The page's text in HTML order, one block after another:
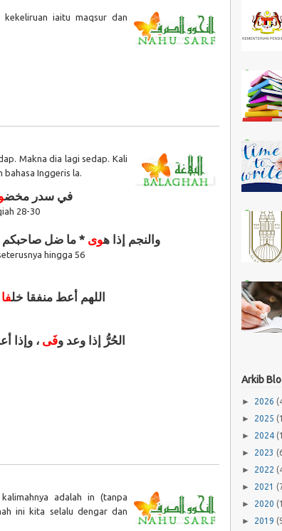
kekeliruan iaitu maqsur dan
Makna dia lagi sedap. Kali
Inggeris la.
في سدر مخض
28-30
والنجم إذا هوى * ما ضل صاحبكم
hingga 56
اللهم أعط منفقا خلفا
الحُرُّ إذا وعد وفَى ، وإذا
adalah in (tanpa
ini kita selalu dengar dan
Arkib
► 2026
► 2025
► 2024
► 2023
► 2022
► 2021
► 2020
► 2019